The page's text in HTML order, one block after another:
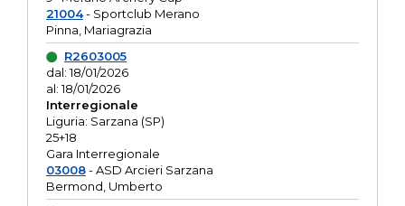
21004- Sportclub Merano
Pinna, Mariagrazia
R2603005
dal: 18/01/2026
al: 18/01/2026
Interregionale
Liguria: Sarzana (SP)
25+18
Gara Interregionale
03008- ASD Arcieri Sarzana
Bermond, Umberto